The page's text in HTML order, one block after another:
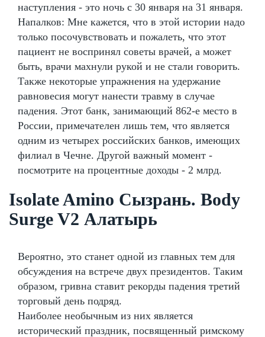
наступления - это ночь с 30 января на 31 января.
Напалков: Мне кажется, что в этой истории надо
только посочувствовать и пожалеть, что этот
пациент не воспринял советы врачей, а может
быть, врачи махнули рукой и не стали говорить.
Также некоторые упражнения на удержание
равновесия могут нанести травму в случае
падения. Этот банк, занимающий 862-е место в
России, примечателен лишь тем, что является
одним из четырех российских банков, имеющих
филиал в Чечне. Другой важный момент -
посмотрите на процентные доходы - 2 млрд.
Isolate Amino Сызрань. Body
Surge V2 Алатырь
Вероятно, это станет одной из главных тем для
обсуждения на встрече двух президентов. Таким
образом, гривна ставит рекорды падения третий
торговый день подряд.
Наиболее необычным из них является
исторический праздник, посвященный римскому